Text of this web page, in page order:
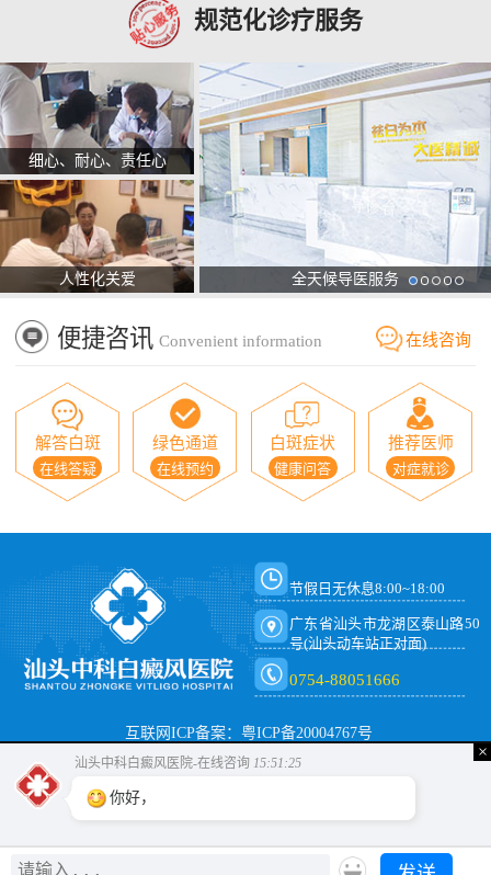
规范化诊疗服务
细心、耐心、责任心
人性化关爱 全天候导医服务
便捷咨讯 Convenient information 在线咨询
解答白斑
在线答疑
绿色通道
在线预约
白斑症状
健康问答
推荐医师
对症就诊
节假日无休息8:00~18:00
广东省汕头市龙湖区泰山路50
号(汕头动车站正对面)
0754-88051666
互联网ICP备案：粤ICP备20004767号
×
汕头中科白癜风医院-在线咨询 15:51:25
你好，是